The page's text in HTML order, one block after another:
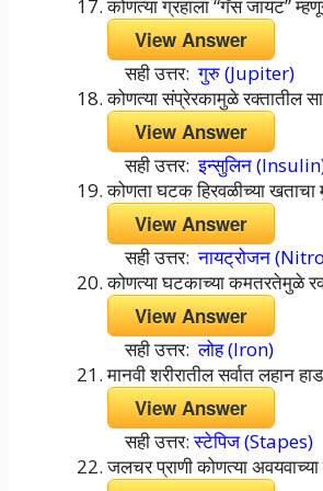
कोणत्या ग्रहाला “गॅस जायंट”
View Answer
सही उत्तर:गुरु (Jupiter)
कोणत्या संप्रेरकामुळे रक्तातील
View Answer
सही उत्तर:इन्सुलिन
कोणता घटक हिरवळीच्या
View Answer
सही उत्तर:नायट्रोजन
कोणत्या घटकाच्या कमतरतेमुळे
View Answer
सही उत्तर:लोह (Iron)
मानवी शरीरातील सर्वात लहान
View Answer
सही उत्तर:स्टेपिज (Stapes)
जलचर प्राणी कोणत्या